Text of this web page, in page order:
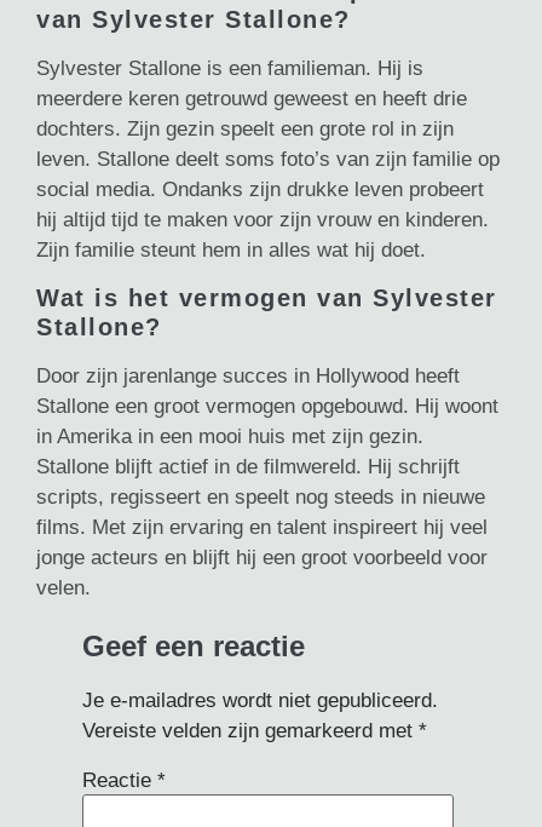
van Sylvester Stallone?
Sylvester Stallone is een familieman. Hij is
meerdere keren getrouwd geweest en heeft drie
dochters. Zijn gezin speelt een grote rol in zijn
leven. Stallone deelt soms foto’s van zijn familie op
social media. Ondanks zijn drukke leven probeert
hij altijd tijd te maken voor zijn vrouw en kinderen.
Zijn familie steunt hem in alles wat hij doet.
Wat is het vermogen van Sylvester
Stallone?
Door zijn jarenlange succes in Hollywood heeft
Stallone een groot vermogen opgebouwd. Hij woont
in Amerika in een mooi huis met zijn gezin.
Stallone blijft actief in de filmwereld. Hij schrijft
scripts, regisseert en speelt nog steeds in nieuwe
films. Met zijn ervaring en talent inspireert hij veel
jonge acteurs en blijft hij een groot voorbeeld voor
velen.
Geef een reactie
Je e-mailadres wordt niet gepubliceerd.
Vereiste velden zijn gemarkeerd met*
Reactie*